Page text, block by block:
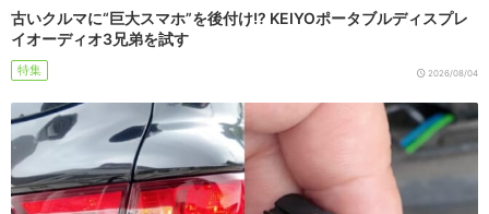
古いクルマに“巨大スマホ”を後付け!? KEIYOポータブルディスプレ
イオーディオ3兄弟を試す
特集 2026/08/04